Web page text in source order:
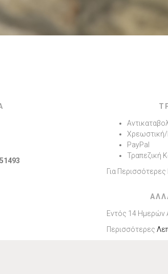
Χρεωστική/
PayPal
Τραπεζική
Για
Εντός 14 Ημερών
Περισσότερες